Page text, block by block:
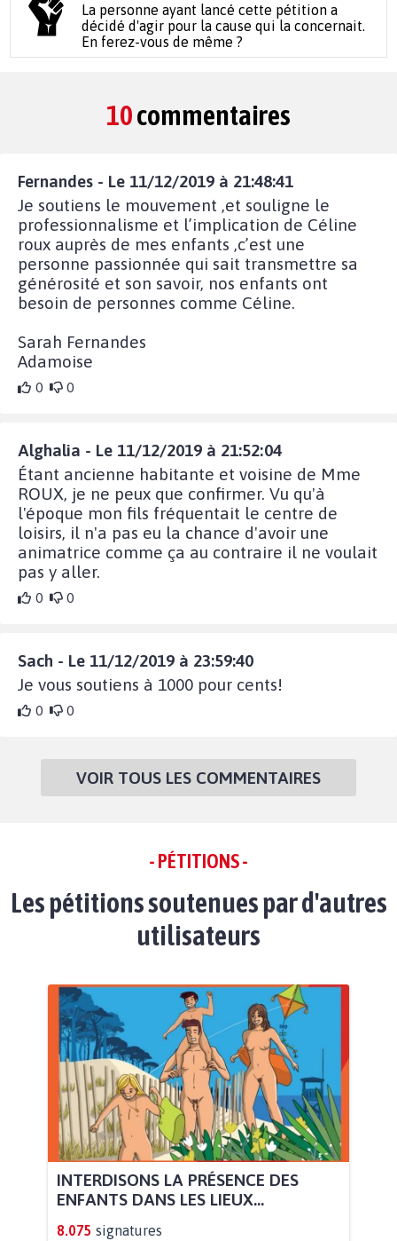
La personne ayant lancé cette pétition a
décidé d'agir pour la cause qui la concernait.
En ferez-vous de même ?
10commentaires
Fernandes - Le 11/12/2019 à 21:48:41
Je soutiens le mouvement ,et souligne le
professionnalisme et l’implication de Céline
roux auprès de mes enfants ,c’est une
personne passionnée qui sait transmettre sa
générosité et son savoir, nos enfants ont
besoin de personnes comme Céline.
Sarah Fernandes
Adamoise
0 0
Alghalia - Le 11/12/2019 à 21:52:04
Étant ancienne habitante et voisine de Mme
ROUX, je ne peux que confirmer. Vu qu'à
l'époque mon fils fréquentait le centre de
loisirs, il n'a pas eu la chance d'avoir une
animatrice comme ça au contraire il ne voulait
pas y aller.
0 0
Sach - Le 11/12/2019 à 23:59:40
Je vous soutiens à 1000 pour cents!
0 0
VOIR TOUS LES COMMENTAIRES
- PÉTITIONS -
Les pétitions soutenues par d'autres
utilisateurs
INTERDISONS LA PRÉSENCE DES
ENFANTS DANS LES LIEUX...
8.075 signatures